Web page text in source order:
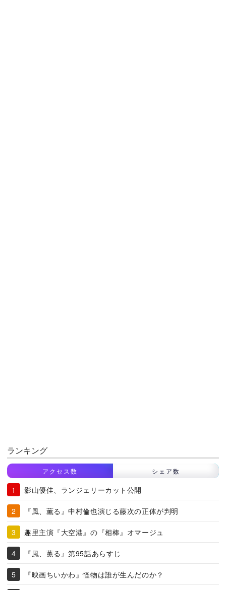
ランキング
アクセス数 シェア数
影山優佳、ランジェリーカット公開
『風、薫る』中村倫也演じる藤次の正体が判明
趣里主演『大空港』の『相棒』オマージュ
『風、薫る』第95話あらすじ
『映画ちいかわ』怪物は誰が生んだのか？